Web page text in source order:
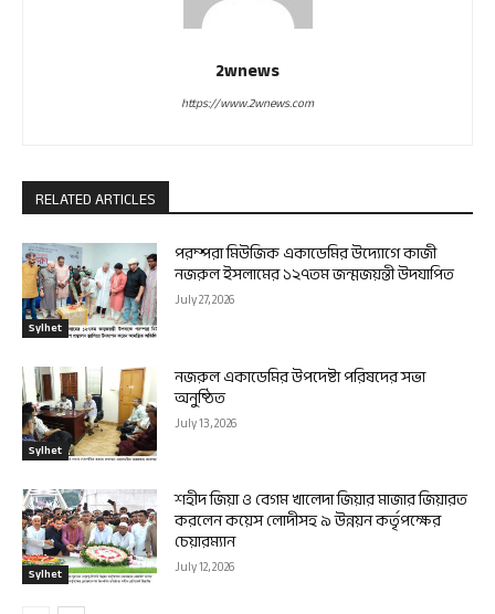
2wnews
https://www.2wnews.com
RELATED ARTICLES
Sylhet
পরম্পরা মিউজিক একাডেমির উদ্যোগে কাজী
নজরুল ইসলামের ১২৭তম জন্মজয়ন্তী উদযাপিত
July 27, 2026
Sylhet
নজরুল একাডেমির উপদেষ্টা পরিষদের সভা
অনুষ্ঠিত
July 13, 2026
Sylhet
শহীদ জিয়া ও বেগম খালেদা জিয়ার মাজার জিয়ারত
করলেন কয়েস লোদীসহ ৯ উন্নয়ন কর্তৃপক্ষের
চেয়ারম্যান
July 12, 2026